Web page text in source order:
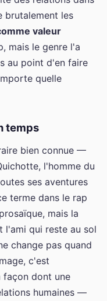
brutalement les
valeur
mais le genre l'a
au point d'en faire
quelle
temps
bien connue —
l'homme du
ses aventures
terme dans le rap
mais la
l'ami qui reste au sol
change pas quand
c'est
façon dont une
humaines —